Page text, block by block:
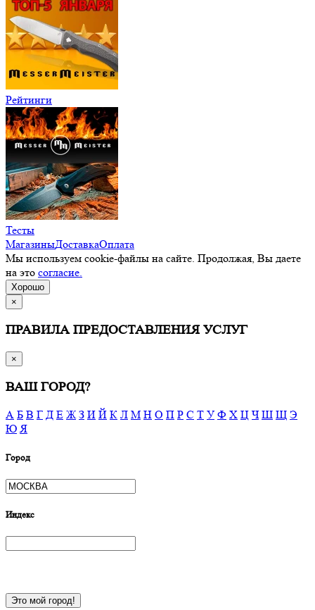
Рейтинги
Тесты
МагазиныДоставкаОплата
Мы используем cookie-файлы на сайте. Продолжая, Вы даете
на это согласие.
Хорошо
×
ПРАВИЛА ПРЕДОСТАВЛЕНИЯ УСЛУГ
×
ВАШ ГОРОД?
А Б В Г Д Е Ж З И Й К Л М Н О П Р С Т У Ф Х Ц Ч Ш Щ Э
Ю Я
Город
Индекс
Это мой город!